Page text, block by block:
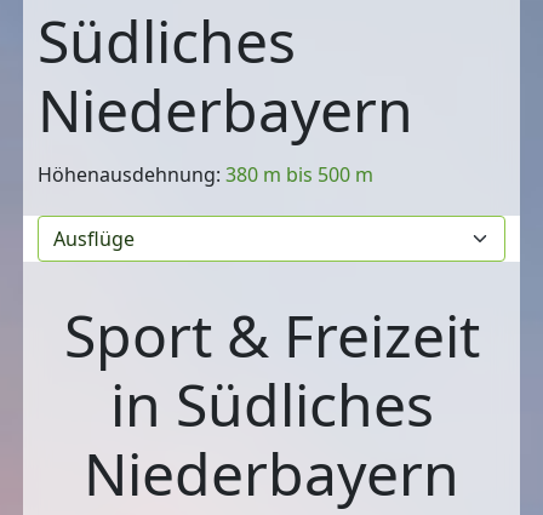
Südliches
Niederbayern
Höhenausdehnung:380 m bis 500 m
Sport & Freizeit
in Südliches
Niederbayern